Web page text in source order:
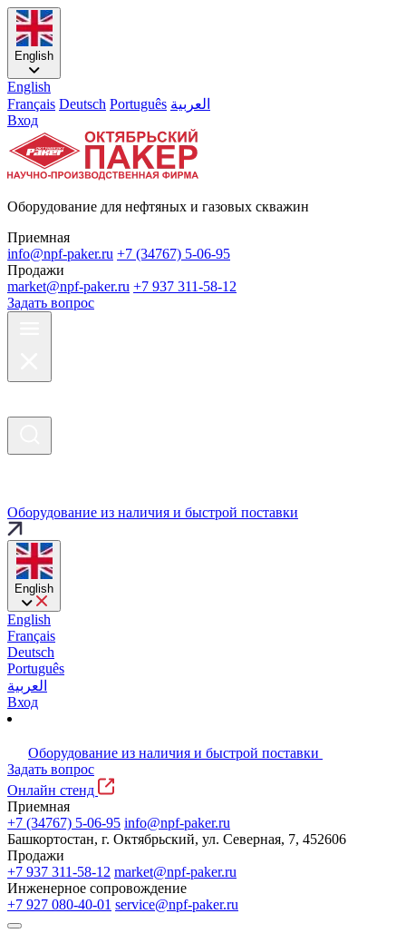
English
English
Français Deutsch Português العربية
Вход
Оборудование для нефтяных и газовых скважин
Приемная
info@npf-paker.ru +7 (34767) 5-06-95
Продажи
market@npf-paker.ru +7 937 311-58-12
Задать вопрос
Оборудование из наличия и быстрой поставки
English
English
Français
Deutsch
Português
العربية
Вход
Оборудование из наличия и быстрой поставки
Задать вопрос
Онлайн стенд
Приемная
+7 (34767) 5-06-95 info@npf-paker.ru
Башкортостан, г. Октябрьский, ул. Северная, 7, 452606
Продажи
+7 937 311-58-12 market@npf-paker.ru
Инженерное сопровождение
+7 927 080-40-01 service@npf-paker.ru